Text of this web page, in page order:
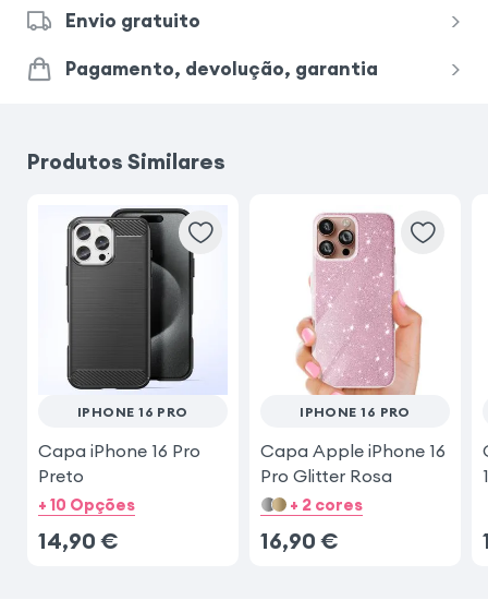
Envio gratuito
Pagamento, devolução, garantia
Produtos Similares
IPHONE 16 PRO
Capa iPhone 16 Pro
Preto
+ 10 Opções
14,90 €
IPHONE 16 PRO
Capa Apple iPhone 16
Pro Glitter Rosa
+ 2 cores
16,90 €